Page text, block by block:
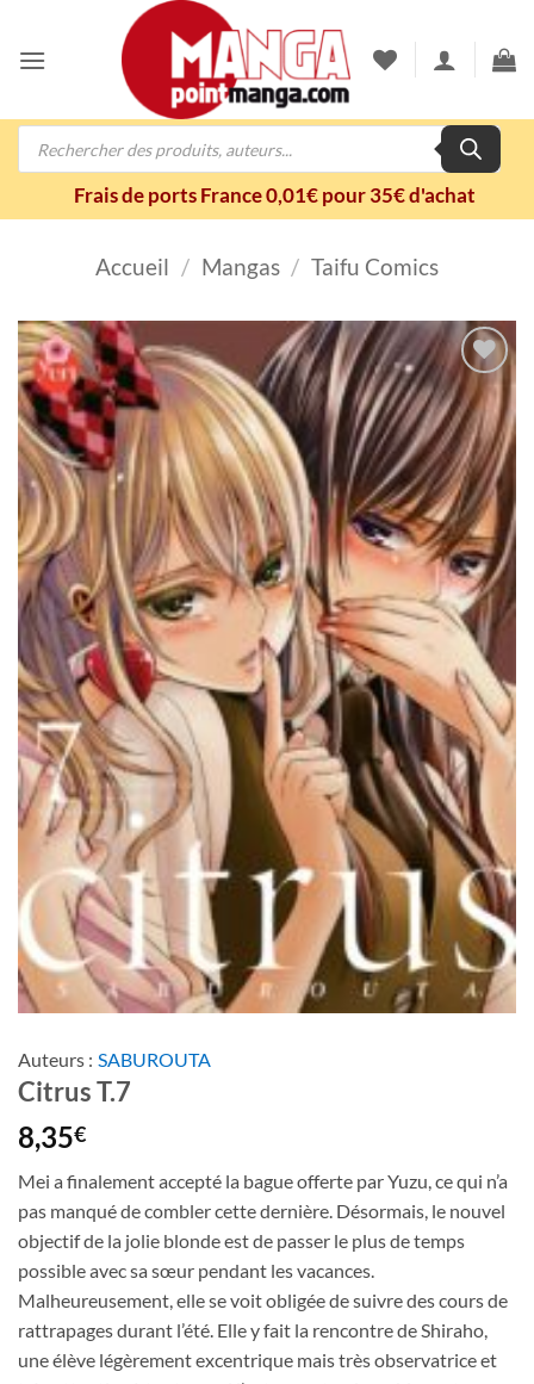
contenu
Recherche
Frais de ports France 0,01€ pour 35€ d'achat
Accueil / Mangas / Taifu Comics
Ajouter
à la
wishlist
Auteurs : SABUROUTA
Citrus T.7
8,35€
Mei a finalement accepté la bague offerte par Yuzu, ce qui n’a
pas manqué de combler cette dernière. Désormais, le nouvel
objectif de la jolie blonde est de passer le plus de temps
possible avec sa sœur pendant les vacances.
Malheureusement, elle se voit obligée de suivre des cours de
rattrapages durant l’été. Elle y fait la rencontre de Shiraho,
une élève légèrement excentrique mais très observatrice et